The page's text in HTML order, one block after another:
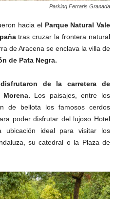
Parking Ferraris Granada
hacia el Parque Natural Vale
tras cruzar la frontera natural
de Aracena se enclava la villa de
de Pata Negra.
disfrutaron de la carretera de
Los paisajes, entre los
de bellota los famosos cerdos
poder disfrutar del lujoso Hotel
ideal para visitar los
su catedral o la Plaza de